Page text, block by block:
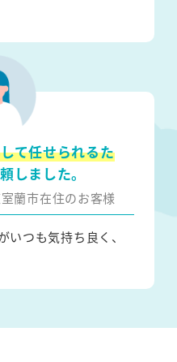
て任せられるた
しました。
蘭市在住のお客様
いつも気持ち良く、